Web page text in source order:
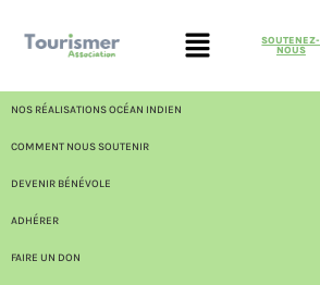
SOUTENEZ-
NOUS
NOS RÉALISATIONS OCÉAN INDIEN
COMMENT NOUS SOUTENIR
DEVENIR BÉNÉVOLE
ADHÉRER
FAIRE UN DON